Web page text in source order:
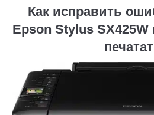
Как исправить
Epson Stylus SX425W